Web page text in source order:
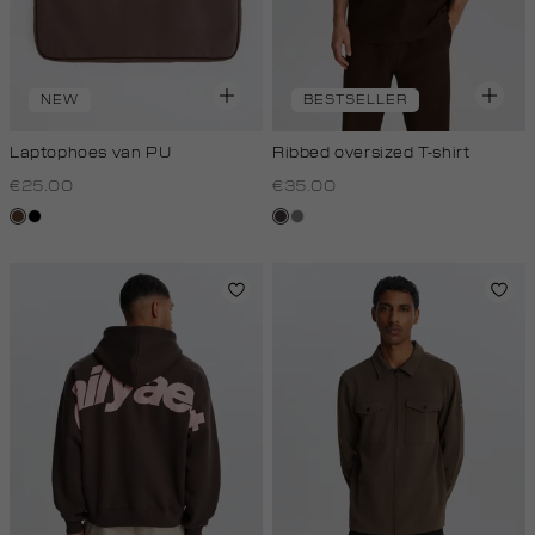
NEW
Laptophoes van PU
€25.00
donkerbruin
zwart
BESTSELLER
Ribbed oversized T-shirt
€35.00
chocomiddengrijs